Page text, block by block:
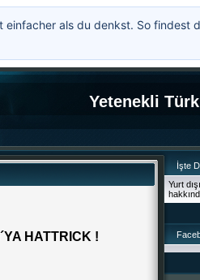
Yetenekli
HATTRICK !
İşte
Yurt
einfacher als du denkst. So findest